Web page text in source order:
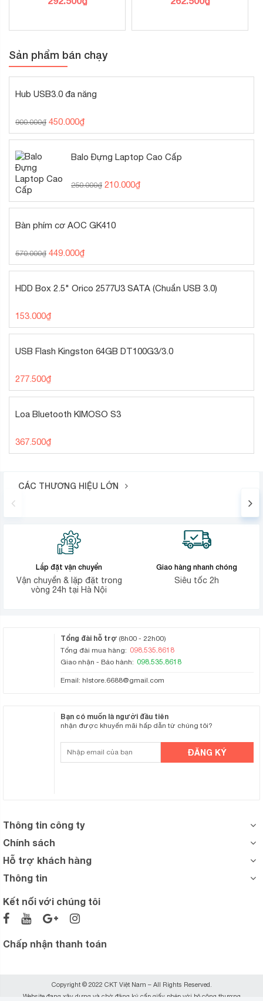
Sản phẩm bán chạy
Hub USB3.0 đa năng
900.000₫ 450.000₫
Balo Đựng Laptop Cao Cấp
250.000₫ 210.000₫
Bàn phím cơ AOC GK410
570.000₫ 449.000₫
HDD Box 2.5" Orico 2577U3 SATA (Chuẩn USB 3.0)
153.000₫
USB Flash Kingston 64GB DT100G3/3.0
277.500₫
Loa Bluetooth KIMOSO S3
367.500₫
CÁC THƯƠNG HIỆU LỚN
Lắp đặt vận chuyển
Vận chuyển & lặp đặt trong
vòng 24h tại Hà Nội
Giao hàng nhanh chóng
Siêu tốc 2h
Tổng đài hỗ trợ (8h00 - 22h00)
Tổng đài mua hàng: 098.535.8618
Giao nhận - Bảo hành: 098.535.8618
Email: hlstore.6688@gmail.com
Bạn có muốn là người đầu tiên
nhận được khuyến mãi hấp dẫn từ chúng tôi?
Thông tin công ty
Chính sách
Hỗ trợ khách hàng
Thông tin
Kết nối với chúng tôi
Chấp nhận thanh toán
Copyright © 2022 CKT Việt Nam – All Rights Reserved.
Website đang xây dựng và chờ đăng ký cấp giấy phép với bộ công thương